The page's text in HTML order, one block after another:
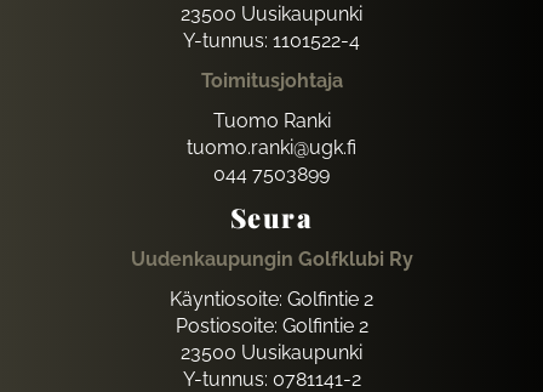
23500 Uusikaupunki
Y-tunnus: 1101522-4
Toimitusjohtaja
Tuomo Ranki
tuomo.ranki@ugk.fi
044 7503899
Seura
Uudenkaupungin Golfklubi Ry
Käyntiosoite: Golfintie 2
Postiosoite: Golfintie 2
23500 Uusikaupunki
Y-tunnus: 0781141-2